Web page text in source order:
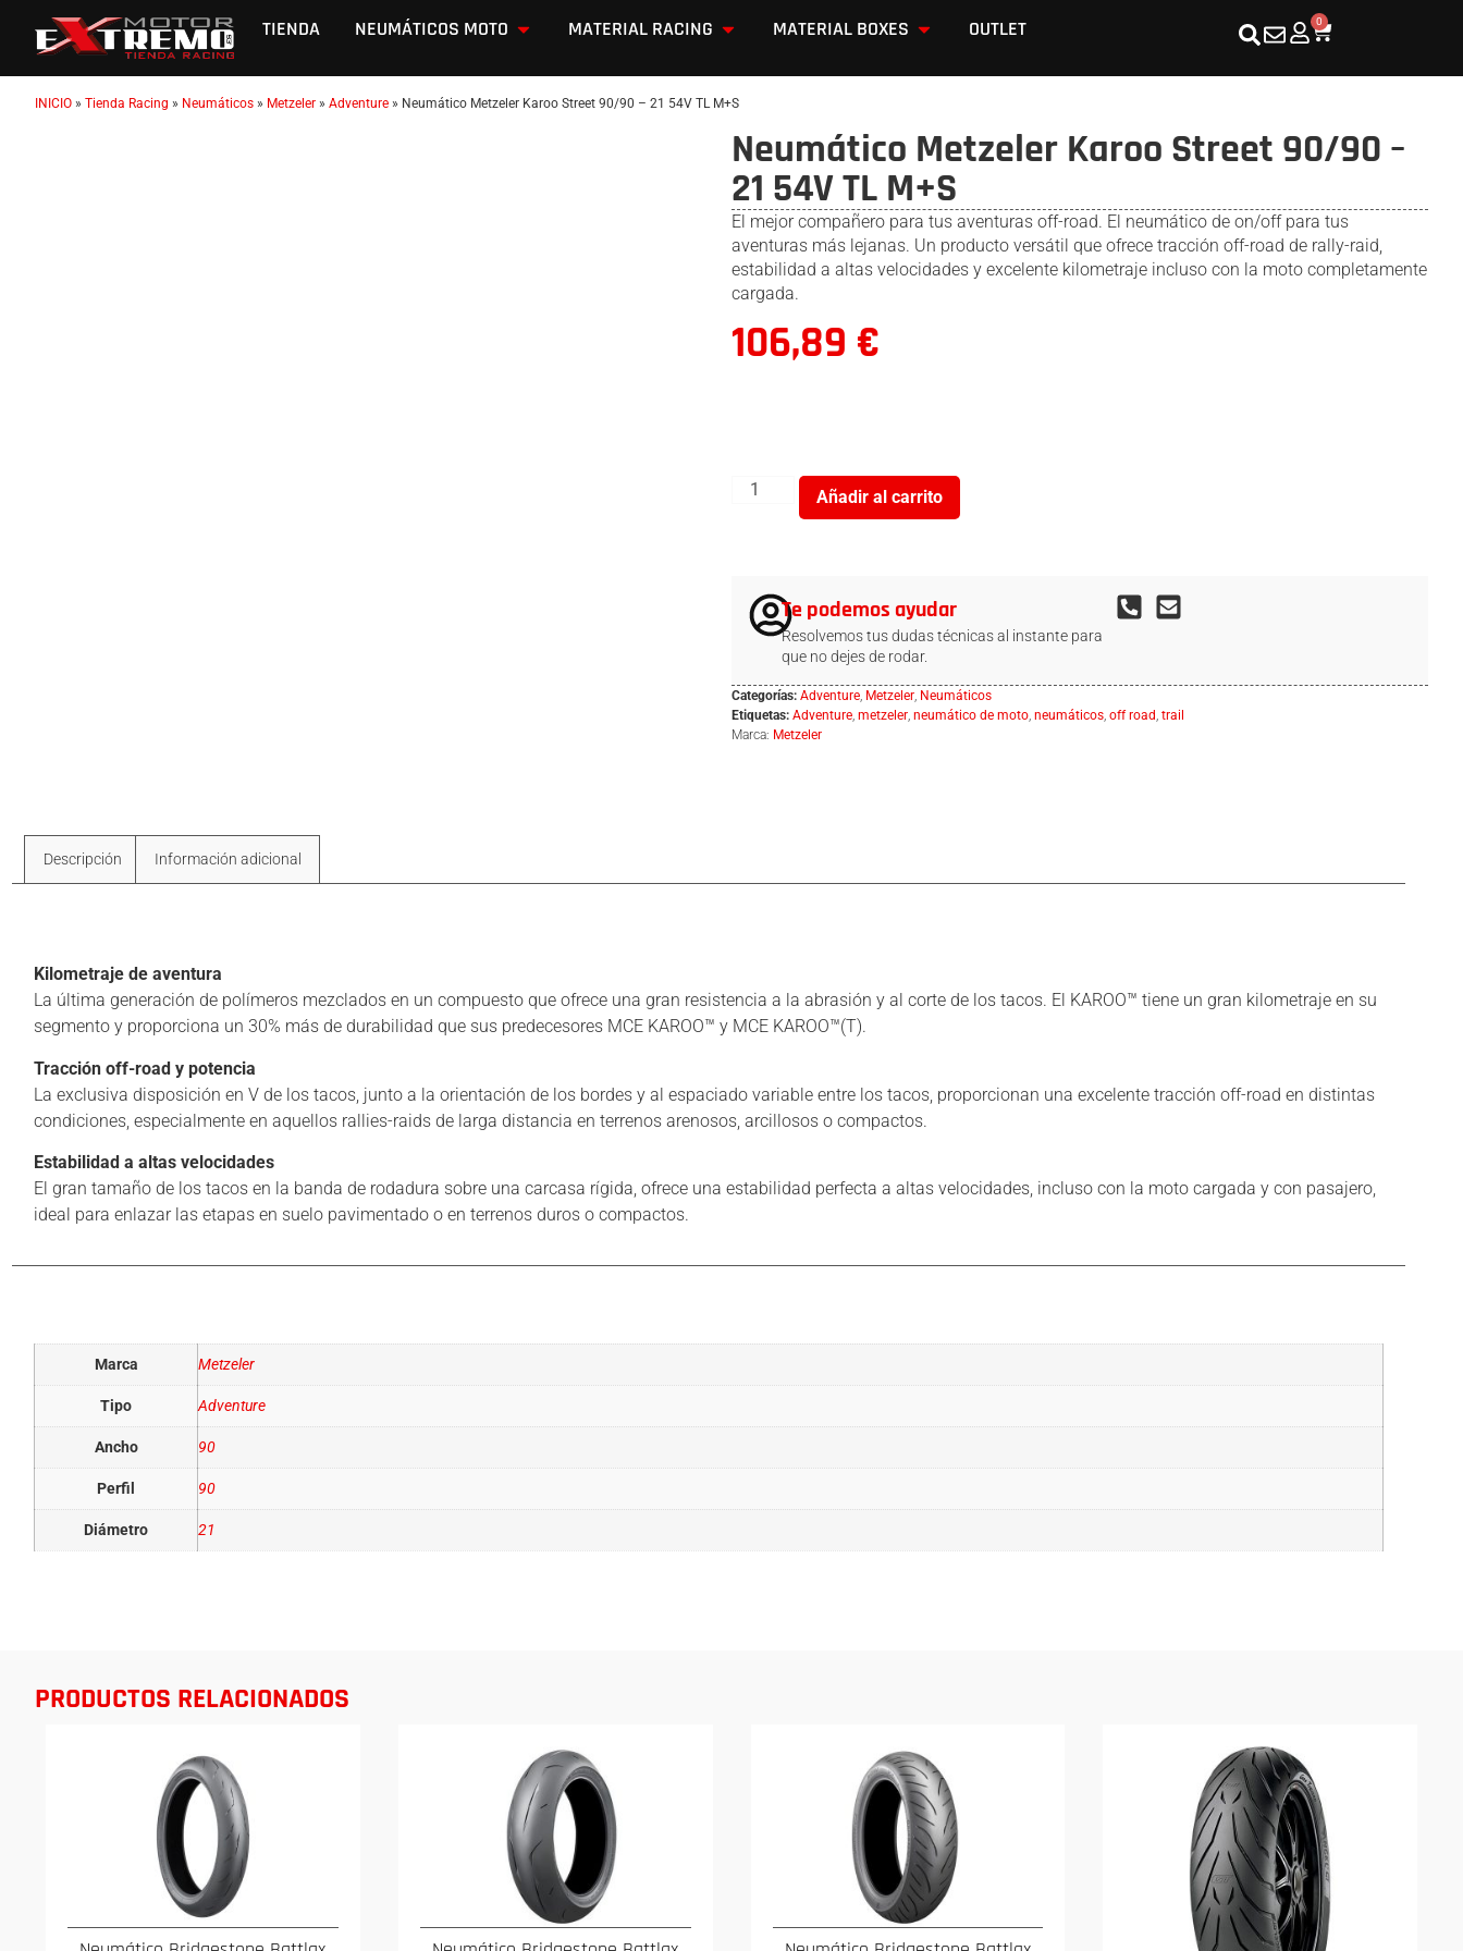
TIENDA NEUMÁTICOS MOTO MATERIAL RACING MATERIAL BOXES OUTLET 0
INICIO » Tienda Racing » Neumáticos » Metzeler » Adventure » Neumático Metzeler Karoo Street 90/90 – 21 54V TL M+S
Neumático Metzeler Karoo Street 90/90 –
21 54V TL M+S
El mejor compañero para tus aventuras off-road. El neumático de on/off para tus
aventuras más lejanas. Un producto versátil que ofrece tracción off-road de rally-raid,
estabilidad a altas velocidades y excelente kilometraje incluso con la moto completamente
cargada.
106,89 €
Añadir al carrito
Te podemos ayudar
Resolvemos tus dudas técnicas al instante para
que no dejes de rodar.
Categorías: Adventure, Metzeler, Neumáticos
Etiquetas: Adventure, metzeler, neumático de moto, neumáticos, off road , trail
Marca: Metzeler
Descripción Información adicional
Kilometraje de aventura
La última generación de polímeros mezclados en un compuesto que ofrece una gran resistencia a la abrasión y al corte de los tacos. El KAROO™ tiene un gran kilometraje en su
segmento y proporciona un 30% más de durabilidad que sus predecesores MCE KAROO™ y MCE KAROO™(T).
Tracción off-road y potencia
La exclusiva disposición en V de los tacos, junto a la orientación de los bordes y al espaciado variable entre los tacos, proporcionan una excelente tracción off-road en distintas
condiciones, especialmente en aquellos rallies-raids de larga distancia en terrenos arenosos, arcillosos o compactos.
Estabilidad a altas velocidades
El gran tamaño de los tacos en la banda de rodadura sobre una carcasa rígida, ofrece una estabilidad perfecta a altas velocidades, incluso con la moto cargada y con pasajero,
ideal para enlazar las etapas en suelo pavimentado o en terrenos duros o compactos.
Marca Metzeler
Tipo Adventure
Ancho 90
Perfil 90
Diámetro 21
PRODUCTOS RELACIONADOS